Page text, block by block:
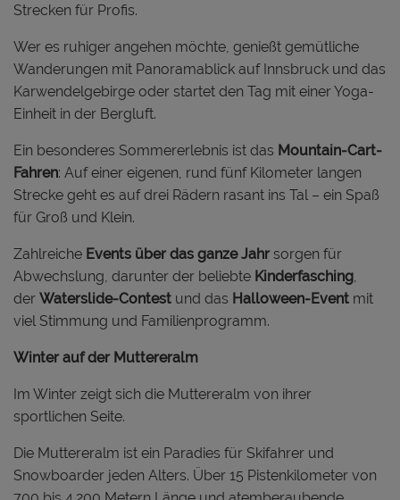
Strecken für Profis.
Wer es ruhiger angehen möchte, genießt gemütliche
Wanderungen mit Panoramablick auf Innsbruck und das
Karwendelgebirge oder startet den Tag mit einer Yoga-
Einheit in der Bergluft.
Ein besonderes Sommererlebnis ist das Mountain-Cart-
Fahren: Auf einer eigenen, rund fünf Kilometer langen
Strecke geht es auf drei Rädern rasant ins Tal – ein Spaß
für Groß und Klein.
Zahlreiche Events über das ganze Jahr sorgen für
Abwechslung, darunter der beliebte Kinderfasching
der Waterslide-Contest und das Halloween-Event mit
viel Stimmung und Familienprogramm.
Winter auf der Muttereralm
Im Winter zeigt sich die Muttereralm von ihrer
sportlichen Seite.
Die Muttereralm ist ein Paradies für Skifahrer und
Snowboarder jeden Alters. Über 15 Pistenkilometer von